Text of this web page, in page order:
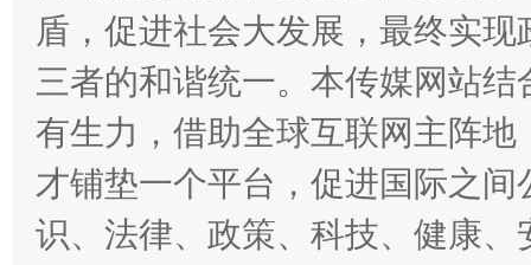
盾，促进社会大发展，最终实
三者的和谐统一。本传媒网站
有生力，借助全球互联网主阵
才铺垫一个平台，促进国际之
识、法律、政策、科技、健康